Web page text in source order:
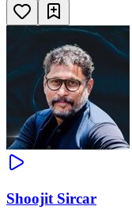
Shoojit Sircar